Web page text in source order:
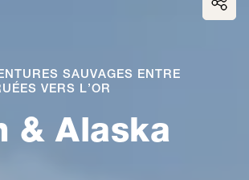
& Alaska
SAUVAGES ENTRE
VERS L’OR